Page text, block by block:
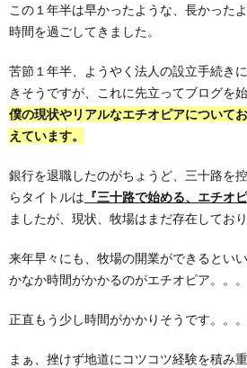
この１年半は早かったような、長かった
時間を過ごしてきました。
苦節１年半、ようやく法人の設立手続き
きそうですが、これに先立ってブログを始
僕の現状やリアルなエチオピアについて
えています。
銀行を退職したのがちょうど、三十路を
らタイトルは 『三十路で始める、エチオ
ましたが、現状、牧場はまだ存在しており
来年早々にも、牧場の開業ができるとい
かなか時間がかかるのがエチオピア。。。
正直もう少し時間がかかりそうです。。。
まぁ、挫けず地道にコツコツ経験を積み